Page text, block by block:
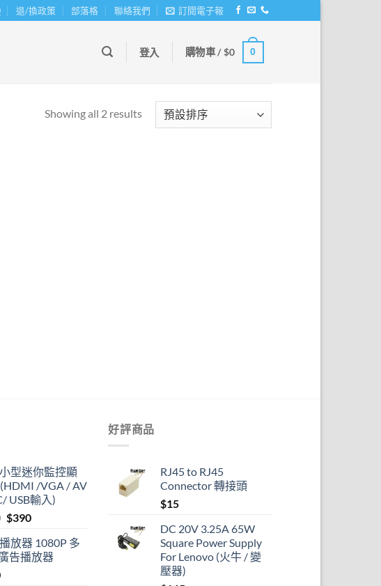
退/換政策 部落格 聯絡我們 訂閱電子報
登入 購物車 /$0 0
Showing all 2 results
型迷你監控顯
/VGA / AV
USB輸入)
Original
was:
$420.
$390Current
is:
$390.
放器 1080P 多
告播放器
好評商品
RJ45 to RJ45
Connector 轉接頭
$15
DC 20V 3.25A 65W
Square Power Supply
For Lenovo (火牛 / 變
壓器)